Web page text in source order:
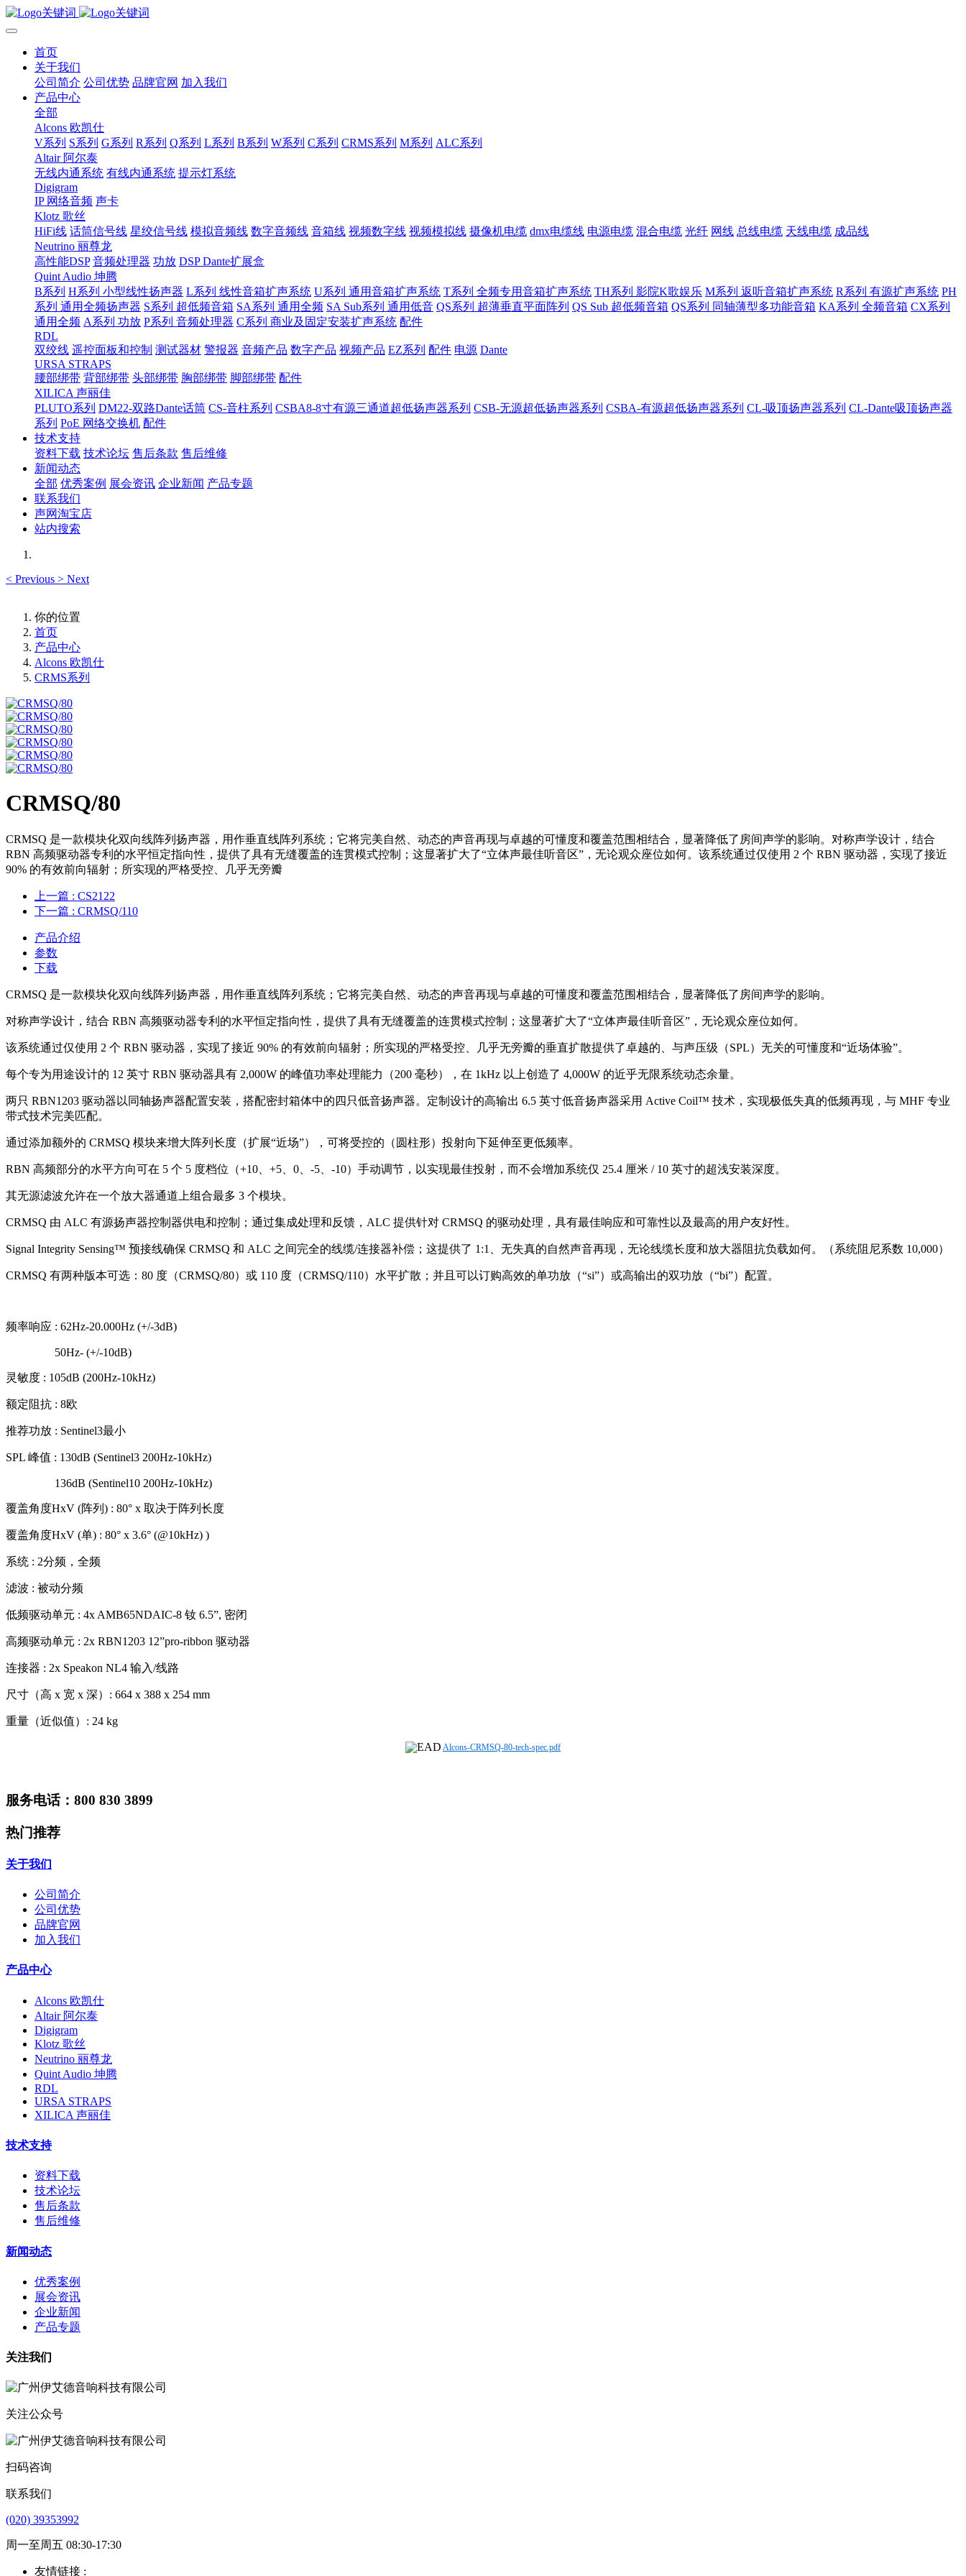
首页
关于我们
公司简介 公司优势 品牌官网 加入我们
产品中心
全部
Alcons 欧凯仕
V系列 S系列 G系列 R系列 Q系列 L系列 B系列 W系列 C系列 CRMS系列 M系列 ALC系列
Altair 阿尔泰
无线内通系统 有线内通系统 提示灯系统
Digigram
IP 网络音频 声卡
Klotz 歌丝
HiFi线 话筒信号线 星绞信号线 模拟音频线 数字音频线 音箱线 视频数字线 视频模拟线 摄像机电缆 dmx电缆线 电源电缆 混合电缆 光纤 网线 总线电缆 天线电缆 成品线
Neutrino 丽尊龙
高性能DSP 音频处理器 功放 DSP Dante扩展盒
Quint Audio 坤腾
B系列 H系列 小型线性扬声器 L系列 线性音箱扩声系统 U系列 通用音箱扩声系统 T系列 全频专用音箱扩声系统 TH系列 影院K歌娱乐 M系列 返听音箱扩声系统 R系列 有源扩声系统 PH
系列 通用全频扬声器 S系列 超低频音箱 SA系列 通用全频 SA Sub系列 通用低音 QS系列 超薄垂直平面阵列 QS Sub 超低频音箱 QS系列 同轴薄型多功能音箱 KA系列 全频音箱 CX系列
通用全频 A系列 功放 P系列 音频处理器 C系列 商业及固定安装扩声系统 配件
RDL
双绞线 遥控面板和控制 测试器材 警报器 音频产品 数字产品 视频产品 EZ系列 配件 电源 Dante
URSA STRAPS
腰部绑带 背部绑带 头部绑带 胸部绑带 脚部绑带 配件
XILICA 声丽佳
PLUTO系列 DM22-双路Dante话筒 CS-音柱系列 CSBA8-8寸有源三通道超低扬声器系列 CSB-无源超低扬声器系列 CSBA-有源超低扬声器系列 CL-吸顶扬声器系列 CL-Dante吸顶扬声器
系列 PoE 网络交换机 配件
技术支持
资料下载 技术论坛 售后条款 售后维修
新闻动态
全部 优秀案例 展会资讯 企业新闻 产品专题
联系我们
声网淘宝店
站内搜索
< Previous > Next
你的位置
首页
产品中心
Alcons 欧凯仕
CRMS系列
CRMSQ/80
CRMSQ 是一款模块化双向线阵列扬声器，用作垂直线阵列系统；它将完美自然、动态的声音再现与卓越的可懂度和覆盖范围相结合，显著降低了房间声学的影响。对称声学设计，结合
RBN 高频驱动器专利的水平恒定指向性，提供了具有无缝覆盖的连贯模式控制；这显著扩大了“立体声最佳听音区”，无论观众座位如何。该系统通过仅使用 2 个 RBN 驱动器，实现了接近
90% 的有效前向辐射；所实现的严格受控、几乎无旁瓣
上一篇 : CS2122
下一篇 : CRMSQ/110
产品介绍
参数
下载
CRMSQ 是一款模块化双向线阵列扬声器，用作垂直线阵列系统；它将完美自然、动态的声音再现与卓越的可懂度和覆盖范围相结合，显著降低了房间声学的影响。
对称声学设计，结合 RBN 高频驱动器专利的水平恒定指向性，提供了具有无缝覆盖的连贯模式控制；这显著扩大了“立体声最佳听音区”，无论观众座位如何。
该系统通过仅使用 2 个 RBN 驱动器，实现了接近 90% 的有效前向辐射；所实现的严格受控、几乎无旁瓣的垂直扩散提供了卓越的、与声压级（SPL）无关的可懂度和“近场体验”。
每个专为用途设计的 12 英寸 RBN 驱动器具有 2,000W 的峰值功率处理能力（200 毫秒），在 1kHz 以上创造了 4,000W 的近乎无限系统动态余量。
两只 RBN1203 驱动器以同轴扬声器配置安装，搭配密封箱体中的四只低音扬声器。定制设计的高输出 6.5 英寸低音扬声器采用 Active Coil™ 技术，实现极低失真的低频再现，与 MHF 专业
带式技术完美匹配。
通过添加额外的 CRMSQ 模块来增大阵列长度（扩展“近场”），可将受控的（圆柱形）投射向下延伸至更低频率。
RBN 高频部分的水平方向可在 5 个 5 度档位（+10、+5、0、-5、-10）手动调节，以实现最佳投射，而不会增加系统仅 25.4 厘米 / 10 英寸的超浅安装深度。
其无源滤波允许在一个放大器通道上组合最多 3 个模块。
CRMSQ 由 ALC 有源扬声器控制器供电和控制；通过集成处理和反馈，ALC 提供针对 CRMSQ 的驱动处理，具有最佳响应和可靠性以及最高的用户友好性。
Signal Integrity Sensing™ 预接线确保 CRMSQ 和 ALC 之间完全的线缆/连接器补偿；这提供了 1:1、无失真的自然声音再现，无论线缆长度和放大器阻抗负载如何。（系统阻尼系数 10,000）
CRMSQ 有两种版本可选：80 度（CRMSQ/80）或 110 度（CRMSQ/110）水平扩散；并且可以订购高效的单功放（“si”）或高输出的双功放（“bi”）配置。
频率响应 : 62Hz-20.000Hz (+/-3dB)
50Hz- (+/-10dB)
灵敏度 : 105dB (200Hz-10kHz)
额定阻抗 : 8欧
推荐功放 : Sentinel3最小
SPL 峰值 : 130dB (Sentinel3 200Hz-10kHz)
136dB (Sentinel10 200Hz-10kHz)
覆盖角度HxV (阵列) : 80° x 取决于阵列长度
覆盖角度HxV (单) : 80° x 3.6° (@10kHz) )
系统 : 2分频，全频
滤波 : 被动分频
低频驱动单元 : 4x AMB65NDAIC-8 钕 6.5”, 密闭
高频驱动单元 : 2x RBN1203 12”pro-ribbon 驱动器
连接器 : 2x Speakon NL4 输入/线路
尺寸（高 x 宽 x 深）: 664 x 388 x 254 mm
重量（近似值）: 24 kg
Alcons-CRMSQ-80-tech-spec.pdf
服务电话：800 830 3899
热门推荐
关于我们
公司简介
公司优势
品牌官网
加入我们
产品中心
Alcons 欧凯仕
Altair 阿尔泰
Digigram
Klotz 歌丝
Neutrino 丽尊龙
Quint Audio 坤腾
RDL
URSA STRAPS
XILICA 声丽佳
技术支持
资料下载
技术论坛
售后条款
售后维修
新闻动态
优秀案例
展会资讯
企业新闻
产品专题
关注我们
关注公众号
扫码咨询
联系我们
(020) 39353992
周一至周五 08:30-17:30
友情链接 :